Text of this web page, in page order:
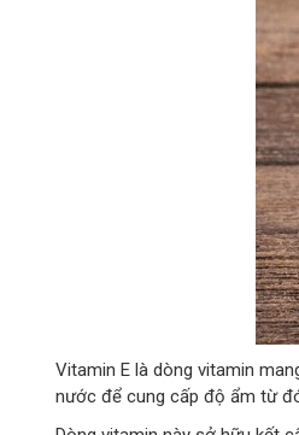
Vitamin E là dòng vitamin
nước để cung cấp độ ẩm từ